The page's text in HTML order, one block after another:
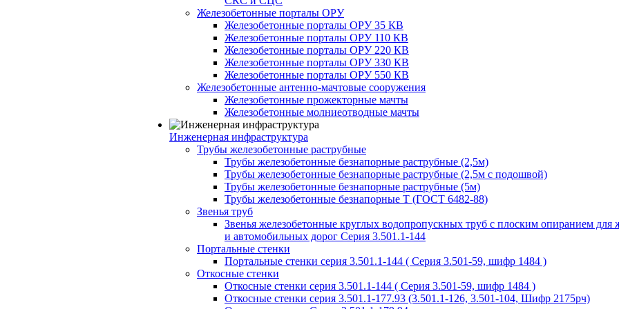
Железобетонные порталы ОРУ
Железобетонные порталы ОРУ 35 КВ
Железобетонные порталы ОРУ 110 КВ
Железобетонные порталы ОРУ 220 КВ
Железобетонные порталы ОРУ 330 КВ
Железобетонные порталы ОРУ 550 КВ
Железобетонные антенно-мачтовые сооружения
Железобетонные прожекторные мачты
Железобетонные молниеотводные мачты
Инженерная инфраструктура
Трубы железобетонные раструбные
Трубы железобетонные безнапорные раструбные (2,5м)
Трубы железобетонные безнапорные раструбные (2,5м с подошвой)
Трубы железобетонные безнапорные раструбные (5м)
Трубы железобетонные безнапорные Т (ГОСТ 6482-88)
Звенья труб
Звенья железобетонные круглых водопропускных труб с плоским опиранием для
и автомобильных дорог Серия 3.501.1-144
Портальные стенки
Портальные стенки серия 3.501.1-144 ( Серия 3.501-59, шифр 1484 )
Откосные стенки
Откосные стенки серия 3.501.1-144 ( Серия 3.501-59, шифр 1484 )
Откосные стенки серия 3.501.1-177.93 (3.501.1-126, 3.501-104, Шифр 2175рч)